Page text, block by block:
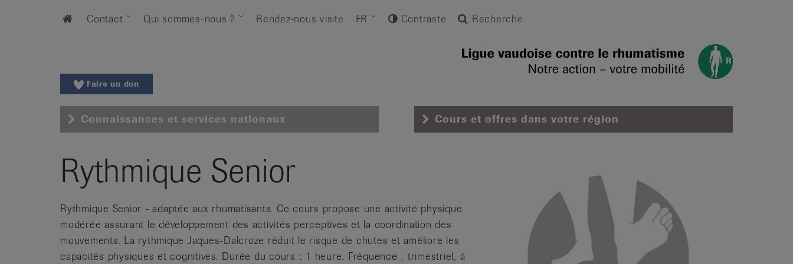
Home
Contact Qui sommes-nous ? Rendez-nous visite FR Contraste Recherche
Faire un don
Connaissances et services nationaux Cours et offres dans votre région
Rythmique Senior
Rythmique Senior - adaptée aux rhumatisants. Ce cours propose une activité physique
modérée assurant le développement des activités perceptives et la coordination des
mouvements. La rythmique Jaques-Dalcroze réduit le risque de chutes et améliore les
capacités physiques et cognitives. Durée du cours : 1 heure. Fréquence : trimestriel, à